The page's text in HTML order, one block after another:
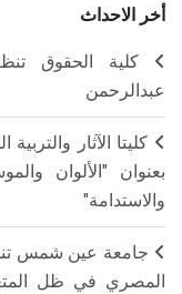
أخر الاحداث
كلية الحقوق
عبدالرحمن
كليتا الآثار
بعنوان "الألوان
والاستدامة"
جامعة عين شمس
المصري في ظل